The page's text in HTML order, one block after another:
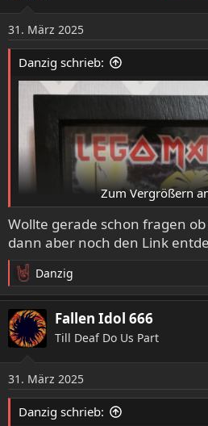
n
e
n
31. März 2025
Danzig schrieb:
Zum Vergrößern
Wollte gerade schon fragen
dann aber noch den Link
R
e
a
k
t
n
e
n
Danzig
Fallen Idol 666
Till Deaf Do Us Part
31. März 2025
Danzig schrieb: